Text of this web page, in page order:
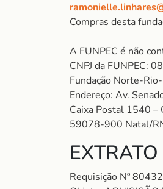
Compras desta
A FUNPEC é não
CNPJ da FUNPEC:
Fundação Norte-
Endereço: Av.
Caixa Postal 1540 –
59078-900 Natal/
Requisição Nº